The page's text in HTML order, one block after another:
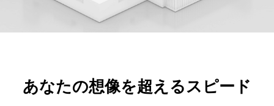
あなたの想像を超えるスピード